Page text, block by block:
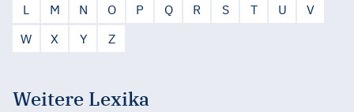
L
M N O P Q R S T U
V
W
X Y Z
Weitere Lexika